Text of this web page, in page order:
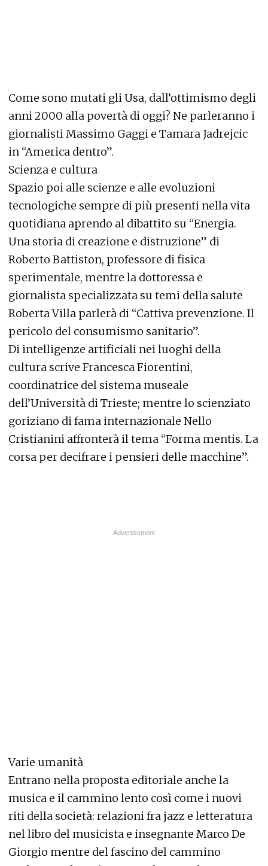
Come sono mutati gli Usa, dall’ottimismo degli
anni 2000 alla povertà di oggi? Ne parleranno i
giornalisti Massimo Gaggi e Tamara Jadrejcic
in “America dentro”.
Scienza e cultura
Spazio poi alle scienze e alle evoluzioni
tecnologiche sempre di più presenti nella vita
quotidiana aprendo al dibattito su “Energia.
Una storia di creazione e distruzione” di
Roberto Battiston, professore di fisica
sperimentale, mentre la dottoressa e
giornalista specializzata su temi della salute
Roberta Villa parlerà di “Cattiva prevenzione. Il
pericolo del consumismo sanitario”.
Di intelligenze artificiali nei luoghi della
cultura scrive Francesca Fiorentini,
coordinatrice del sistema museale
dell’Università di Trieste; mentre lo scienziato
goriziano di fama internazionale Nello
Cristianini affronterà il tema “Forma mentis. La
corsa per decifrare i pensieri delle macchine”.
Varie umanità
Entrano nella proposta editoriale anche la
musica e il cammino lento così come i nuovi
riti della società: relazioni fra jazz e letteratura
nel libro del musicista e insegnante Marco De
Giorgio mentre del fascino del cammino